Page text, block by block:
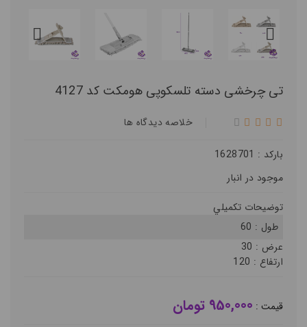
تی چرخشی دسته تلسکوپی هومکت کد 4127
خلاصه ديدگاه ها
بارکد : 1628701
موجود در انبار
توضيحات تکميلي
طول :
عرض :
ارتفاع :
قيمت : 950,000 تومان